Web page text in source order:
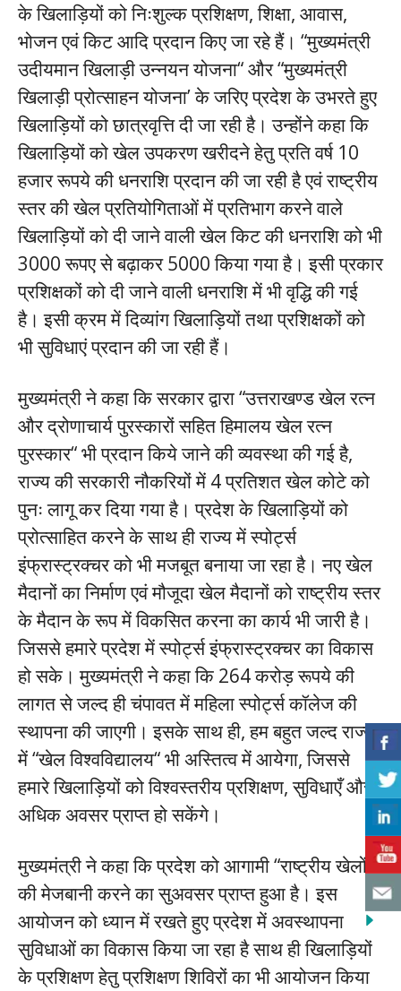
के खिलाड़ियों को निःशुल्क प्रशिक्षण, शिक्षा, आवास,
भोजन एवं किट आदि प्रदान किए जा रहे हैं। “मुख्यमंत्री
उदीयमान खिलाड़ी उन्नयन योजना“ और “मुख्यमंत्री
खिलाड़ी प्रोत्साहन योजना’ के जरिए प्रदेश के उभरते हुए
खिलाड़ियों को छात्रवृत्ति दी जा रही है। उन्होंने कहा कि
खिलाड़ियों को खेल उपकरण खरीदने हेतु प्रति वर्ष 10
हजार रूपये की धनराशि प्रदान की जा रही है एवं राष्ट्रीय
स्तर की खेल प्रतियोगिताओं में प्रतिभाग करने वाले
खिलाड़ियों को दी जाने वाली खेल किट की धनराशि को भी
3000 रूपए से बढ़ाकर 5000 किया गया है। इसी प्रकार
प्रशिक्षकों को दी जाने वाली धनराशि में भी वृद्धि की गई
है। इसी क्रम में दिव्यांग खिलाड़ियों तथा प्रशिक्षकों को
भी सुविधाएं प्रदान की जा रही हैं।
मुख्यमंत्री ने कहा कि सरकार द्वारा “उत्तराखण्ड खेल रत्न
और द्रोणाचार्य पुरस्कारों सहित हिमालय खेल रत्न
पुरस्कार“ भी प्रदान किये जाने की व्यवस्था की गई है,
राज्य की सरकारी नौकरियों में 4 प्रतिशत खेल कोटे को
पुनः लागू कर दिया गया है। प्रदेश के खिलाड़ियों को
प्रोत्साहित करने के साथ ही राज्य में स्पोर्ट्स
इंफ्रास्ट्रक्चर को भी मजबूत बनाया जा रहा है। नए खेल
मैदानों का निर्माण एवं मौजूदा खेल मैदानों को राष्ट्रीय स्तर
के मैदान के रूप में विकसित करना का कार्य भी जारी है।
जिससे हमारे प्रदेश में स्पोर्ट्स इंफ्रास्ट्रक्चर का विकास
हो सके। मुख्यमंत्री ने कहा कि 264 करोड़ रूपये की
लागत से जल्द ही चंपावत में महिला स्पोर्ट्स कॉलेज की
स्थापना की जाएगी। इसके साथ ही, हम बहुत जल्द राज्य
में “खेल विश्वविद्यालय“ भी अस्तित्व में आयेगा, जिससे
हमारे खिलाड़ियों को विश्वस्तरीय प्रशिक्षण, सुविधाएँ और
अधिक अवसर प्राप्त हो सकेंगे।
मुख्यमंत्री ने कहा कि प्रदेश को आगामी “राष्ट्रीय खेलों“
की मेजबानी करने का सुअवसर प्राप्त हुआ है। इस
आयोजन को ध्यान में रखते हुए प्रदेश में अवस्थापना
सुविधाओं का विकास किया जा रहा है साथ ही खिलाड़ियों
के प्रशिक्षण हेतु प्रशिक्षण शिविरों का भी आयोजन किया